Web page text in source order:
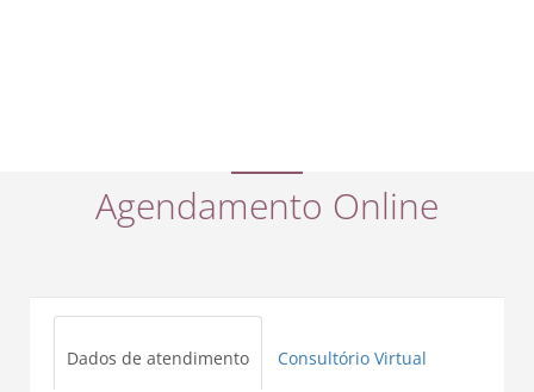
Agendamento Online
Dados de atendimento Consultório Virtual